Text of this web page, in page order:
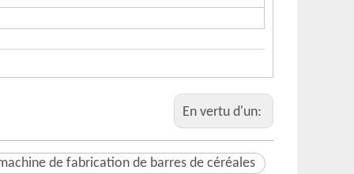
En vertu d'un:
de fabrication de barres de céréales